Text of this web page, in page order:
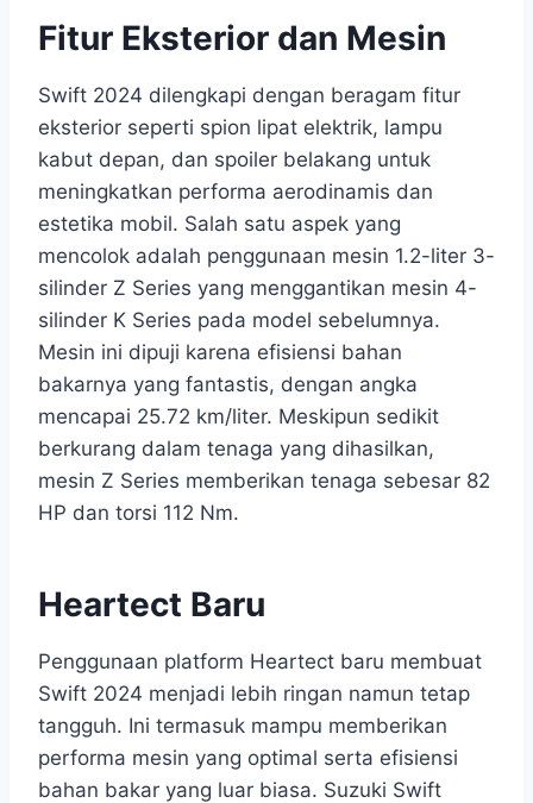
Fitur Eksterior dan Mesin
Swift 2024 dilengkapi dengan beragam fitur
eksterior seperti spion lipat elektrik, lampu
kabut depan, dan spoiler belakang untuk
meningkatkan performa aerodinamis dan
estetika mobil. Salah satu aspek yang
mencolok adalah penggunaan mesin 1.2-liter 3-
silinder Z Series yang menggantikan mesin 4-
silinder K Series pada model sebelumnya.
Mesin ini dipuji karena efisiensi bahan
bakarnya yang fantastis, dengan angka
mencapai 25.72 km/liter. Meskipun sedikit
berkurang dalam tenaga yang dihasilkan,
mesin Z Series memberikan tenaga sebesar 82
HP dan torsi 112 Nm.
Heartect Baru
Penggunaan platform Heartect baru membuat
Swift 2024 menjadi lebih ringan namun tetap
tangguh. Ini termasuk mampu memberikan
performa mesin yang optimal serta efisiensi
bahan bakar yang luar biasa. Suzuki Swift